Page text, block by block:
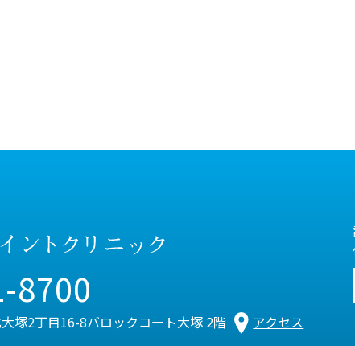
8700
塚2丁目16-8バロックコート大塚 2階 アクセス